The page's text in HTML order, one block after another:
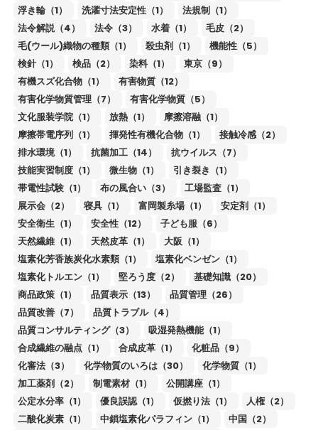
浮き輪（1）
洗濯寸法安定性（1）
法規制（1）
法令解説（4）
法令（3） 水着（1）
毛皮（2）
毛(ウール)織物の種類（1）
殺虫剤（1）
機能性（5）
検針（1）
検品（2） 染料（1）
東京（9）
有機スズ化合物（1）
有害物質（12）
有害化学物質管理（7）
有害化学物質（5）
文化服装学院（1）
放熱（1）
摩擦溶融（1）
摩擦帯電序列（1）
揮発性有機化合物（1）
接触冷感（2）
排水環境（1）
抗菌加工（14）
抗ウイルス（7）
技能実習制度（1）
微生物（1）
引き裂き（1）
帯電性試験（1）
布の風合い（3）
工場監査（1）
展示会（2）
寝具（1） 富岡製糸場（1）
安定剤（1）
安全衛生（1）
安全性（12）
子ども服（6）
天然繊維（1）
天然皮革（1）
大阪（1）
塩素化芳香族炭化水素類（1）
塩素化ベンゼン（1）
塩素化トルエン（1）
堅ろう度（2）
基礎知識（20）
商品政策（1）
品質表示（13）
品質管理（26）
品質改善（7）
品質トラブル（4）
品質コンサルティング（3）
吸湿発熱機能（1）
合成繊維の融点（1）
合成皮革（1）
化粧品（9）
化審法（3）
化学物質のいろは（30）
化学物質（1）
加工薬剤（2）
制電素材（1）
公開講座（1）
公定水分率（1）
優良誤認（1） 仮撚り法（1）
人権（2）
二酸化炭素（1）
中鎖塩素化パラフィン（1）
中国（2）